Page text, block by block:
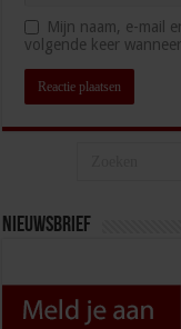
Mijn naam, e-mail
volgende keer
Nieuwsbrief